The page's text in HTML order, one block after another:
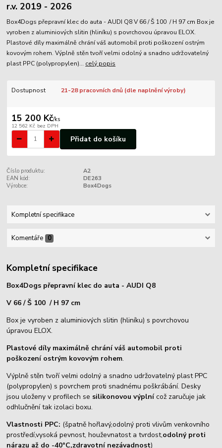
r.v. 2019 - 2026
Box4Dogs přepravní klec do auta - AUDI Q8 V 66 / Š 100 / H 97 cm Box je
vyroben z aluminiových slitin (hliníku) s povrchovou úpravou ELOX.
Plastové díly maximálně chrání váš automobil proti poškození ostrým
kovovým rohem. Výplně stěn tvoří velmi odolný a snadno udržovatelný
plast PPC (polypropylen)... celý popis
Dostupnost 21-28 pracovních dnů (dle naplnění výroby)
15 200 Kč/ks
12 562 Kč bez DPH
Přidat do košíku
Číslo produktu:
A2
EAN kód:
DE263
Výrobce:
Box4Dogs
Kompletní specifikace
Komentáře 0
Kompletní specifikace
Box4Dogs přepravní klec do auta - AUDI Q8
V 66 / Š 100 / H 97 cm
Box je vyroben z aluminiových slitin (hliníku) s povrchovou
úpravou ELOX.
Plastové díly maximálně chrání váš automobil proti
poškození ostrým kovovým rohem.
Výplně stěn tvoří velmi odolný a snadno udržovatelný plast PPC
(polypropylen) s povrchem proti snadnému poškrábání. Desky
jsou uloženy v profilech se silikonovou výplnícož zaručuje jak
odhlučnění tak izolaci boxu.
Vlastnosti PPC: (špatně hořlavý,odolný proti vlivům venkovního
prostředí,vysoká pevnost, houževnatost a tvrdost,odolný proti
nárazu až do -40°C,zdravotní nezávadnost)